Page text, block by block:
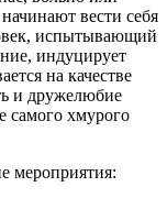
вести себя
испытывающий
индуцирует
на качестве
и дружелюбие
самого хмурого
мероприятия: